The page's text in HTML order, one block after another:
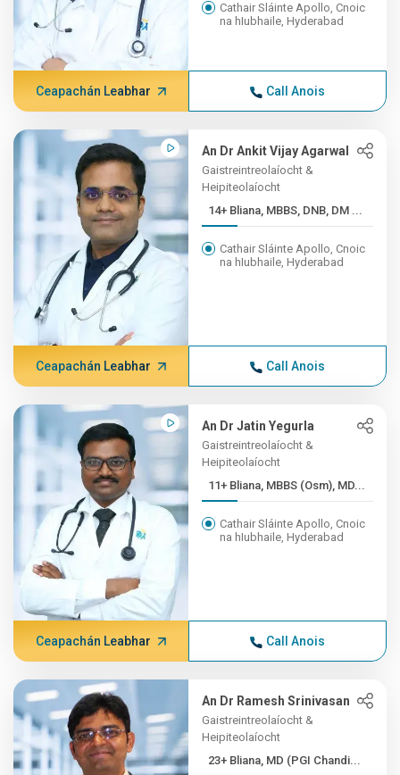
Cathair Sláinte Apollo, Cnoic
na hIubhaile, Hyderabad
Ceapachán Leabhar Call Anois
An Dr Ankit Vijay Agarwal
Gaistreintreolaíocht &
Heipiteolaíocht
14+ Bliana, MBBS, DNB, DM ...
Cathair Sláinte Apollo, Cnoic
na hIubhaile, Hyderabad
Ceapachán Leabhar Call Anois
An Dr Jatin Yegurla
Gaistreintreolaíocht &
Heipiteolaíocht
11+ Bliana, MBBS (Osm), MD...
Cathair Sláinte Apollo, Cnoic
na hIubhaile, Hyderabad
Ceapachán Leabhar Call Anois
An Dr Ramesh Srinivasan
Gaistreintreolaíocht &
Heipiteolaíocht
23+ Bliana, MD (PGI Chandi...